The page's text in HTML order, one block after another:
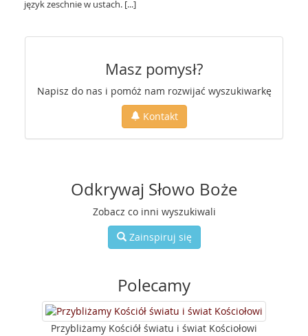
język zeschnie w ustach. [...]
Masz pomysł?
Napisz do nas i pomóż nam rozwijać wyszukiwarkę
Kontakt
Odkrywaj Słowo Boże
Zobacz co inni wyszukiwali
Zainspiruj się
Polecamy
Przybliżamy Kościół światu i świat Kościołowi